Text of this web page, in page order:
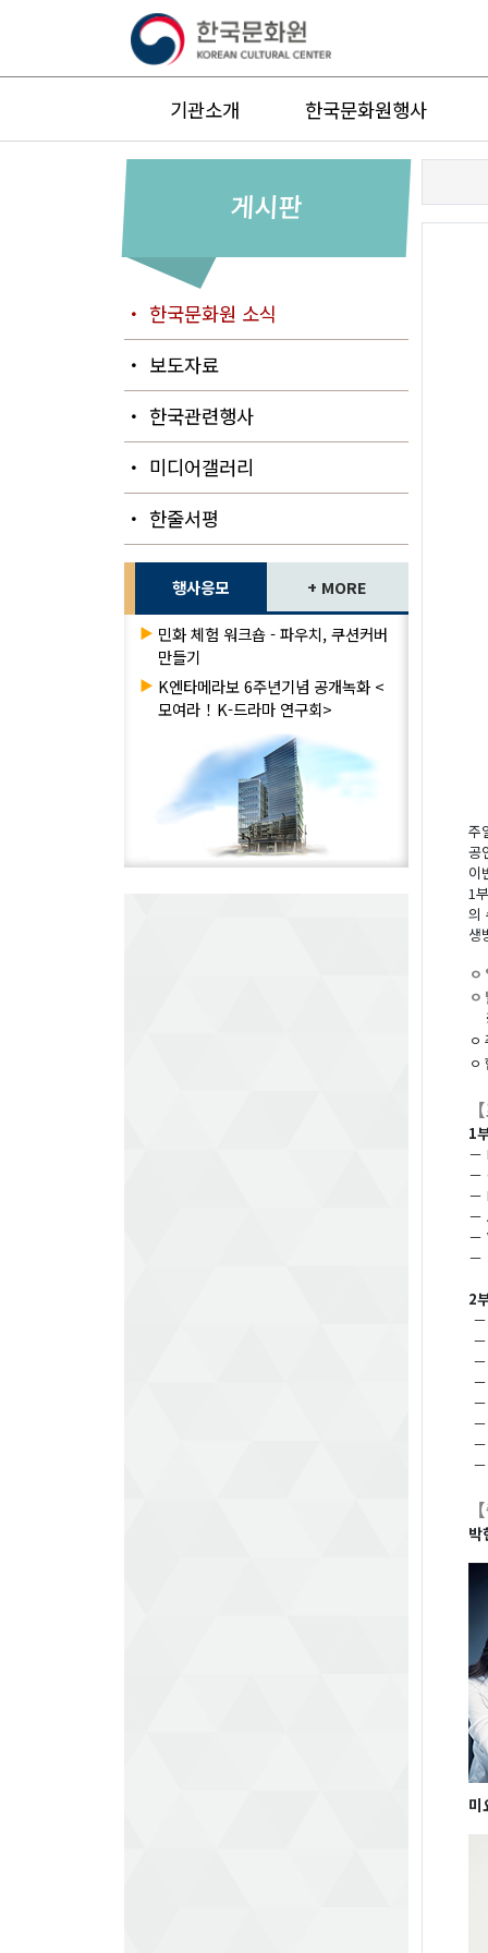
기관소개 한국문화원행사
게시판
・ 한국문화원 소식
・ 보도자료
・ 한국관련행사
・ 미디어갤러리
・ 한줄서평
행사응모 + MORE
▶ 민화 체험 워크숍 - 파우치, 쿠션커버
만들기
▶ K엔타메라보 6주년기념 공개녹화 <
모여라！K-드라마 연구회>
주
공
이
1
의
생
ㅇ
ㅇ
ㅇ
ㅇ
1
－
－
－
－
－
－
2
박
미